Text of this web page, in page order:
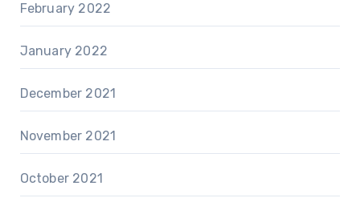
February 2022
January 2022
December 2021
November 2021
October 2021